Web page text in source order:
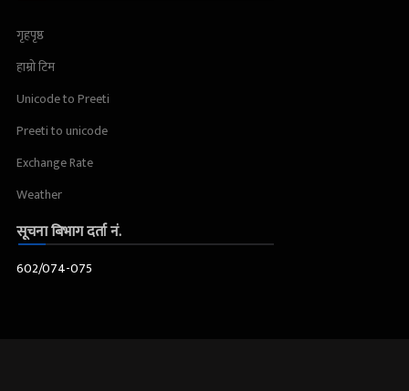
गृहपृष्ठ
हाम्रो टिम
Unicode to Preeti
Preeti to unicode
Exchange Rate
Weather
सूचना बिभाग दर्ता नं.
602/074-075